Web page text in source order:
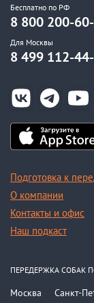
Бесплатно по РФ
8 800 200-
Для Москвы
8 499 112-
Подготовка к
О компании
Контакты и офис
Наш подкаст
ПЕРЕДЕРЖКА СОБАК
Москва Санкт-